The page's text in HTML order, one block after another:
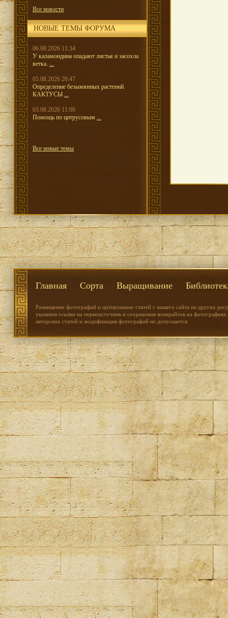
Все новости
НОВЫЕ ТЕМЫ ФОРУМА
06.08.2026 11:34
У каламондина опадают листья и засохла
ветка. ...
05.08.2026 20:47
Определение безымянных растений.
КАКТУСЫ ...
03.08.2026 11:00
Помощь по цитрусовым ...
Все новые темы
Главная Сорта Выращивание
Размещение фотографий и цитирование статей с нашего сайта на других
указания ссылки на первоисточник и сохранения копирайтов на
авторских статей и модификация фотографий не допускается.